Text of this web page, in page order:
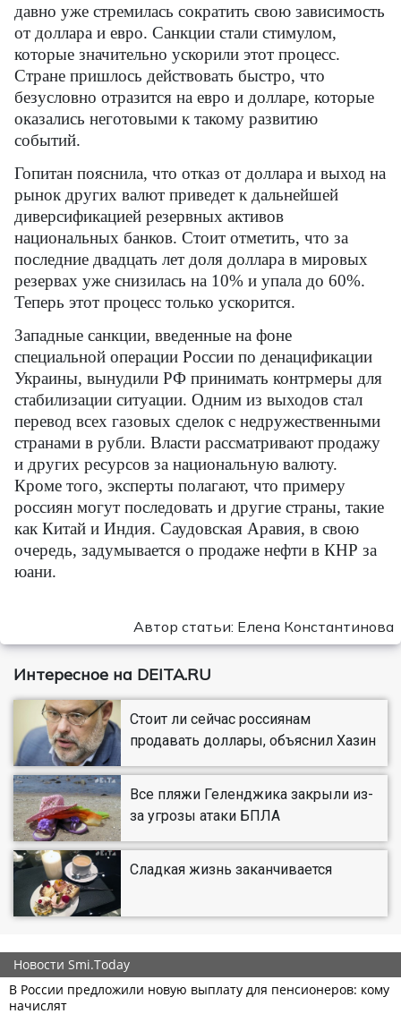
давно уже стремилась сократить свою зависимость
от доллара и евро. Санкции стали стимулом,
которые значительно ускорили этот процесс.
Стране пришлось действовать быстро, что
безусловно отразится на евро и долларе, которые
оказались неготовыми к такому развитию
событий.
Гопитан пояснила, что отказ от доллара и выход на
рынок других валют приведет к дальнейшей
диверсификацией резервных активов
национальных банков. Стоит отметить, что за
последние двадцать лет доля доллара в мировых
резервах уже снизилась на 10% и упала до 60%.
Теперь этот процесс только ускорится.
Западные санкции, введенные на фоне
специальной операции России по денацификации
Украины, вынудили РФ принимать контрмеры для
стабилизации ситуации. Одним из выходов стал
перевод всех газовых сделок с недружественными
странами в рубли. Власти рассматривают продажу
и других ресурсов за национальную валюту.
Кроме того, эксперты полагают, что примеру
россиян могут последовать и другие страны, такие
как Китай и Индия. Саудовская Аравия, в свою
очередь, задумывается о продаже нефти в КНР за
юани.
Автор статьи: Елена Константинова
Интересное на DEITA.RU
Стоит ли сейчас россиянам
продавать доллары, объяснил Хазин
Все пляжи Геленджика закрыли из-
за угрозы атаки БПЛА
Сладкая жизнь заканчивается